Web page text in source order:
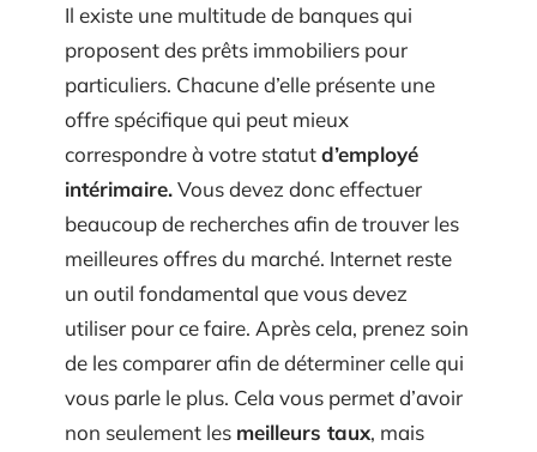
Il existe une multitude de banques qui
proposent des prêts immobiliers pour
particuliers. Chacune d’elle présente une
offre spécifique qui peut mieux
correspondre à votre statutd’employé
intérimaire.Vous devez donc effectuer
beaucoup de recherches afin de trouver les
meilleures offres du marché. Internet reste
un outil fondamental que vous devez
utiliser pour ce faire. Après cela, prenez soin
de les comparer afin de déterminer celle qui
vous parle le plus. Cela vous permet d’avoir
non seulement les meilleurs taux, mais